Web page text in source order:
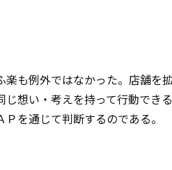
楽も例外ではなかった。店舗を
じ想い・考えを持って行動でき
Ｐを通じて判断するのである。